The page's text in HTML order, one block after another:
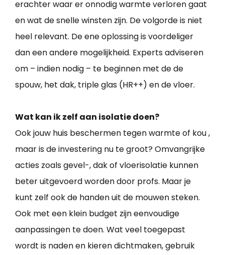
erachter waar er onnodig warmte verloren gaat
en wat de snelle winsten zijn. De volgorde is niet
heel relevant. De ene oplossing is voordeliger
dan een andere mogelijkheid. Experts adviseren
om – indien nodig – te beginnen met de de
spouw, het dak, triple glas (HR++) en de vloer.
Wat kan ik zelf aan isolatie doen?
Ook jouw huis beschermen tegen warmte of kou ,
maar is de investering nu te groot? Omvangrijke
acties zoals gevel-, dak of vloerisolatie kunnen
beter uitgevoerd worden door profs. Maar je
kunt zelf ook de handen uit de mouwen steken.
Ook met een klein budget zijn eenvoudige
aanpassingen te doen. Wat veel toegepast
wordt is naden en kieren dichtmaken, gebruik